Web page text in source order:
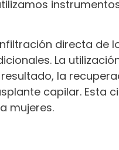
directa de
La
la
capilar. Esta
mujeres.